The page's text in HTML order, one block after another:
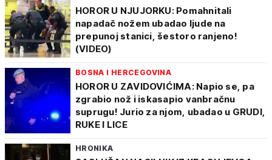
HOROR U NJUJORKU: Pomahnitali
napadač nožem ubadao ljude na
prepunoj stanici, šestoro ranjeno!
(VIDEO)
BOSNA I HERCEGOVINA
HOROR U ZAVIDOVIĆIMA: Napio se, pa
zgrabio nož i iskasapio vanbračnu
suprugu! Jurio za njom, ubadao u GRUDI,
RUKE I LICE
HRONIKA